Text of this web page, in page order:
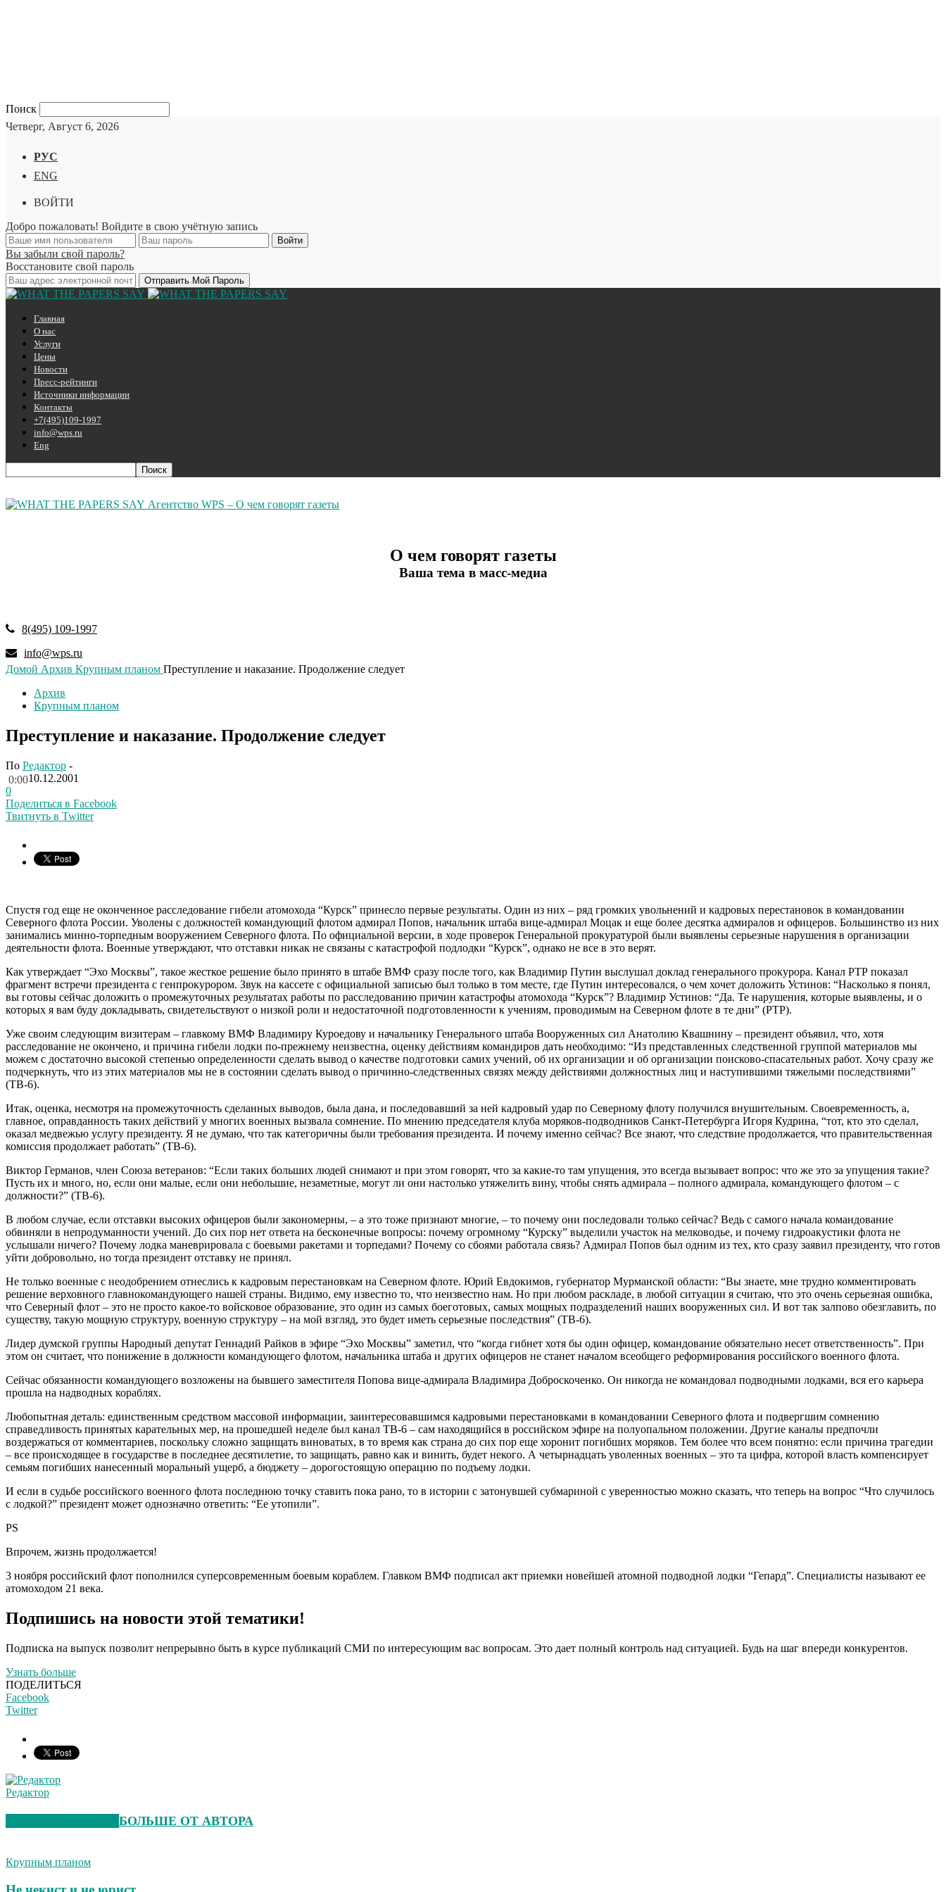
Поиск
Четверг, Август 6, 2026
РУС
ENG
ВОЙТИ
Добро пожаловать! Войдите в свою учётную запись
Вы забыли свой пароль?
Восстановите свой пароль
Главная
О нас
Услуги
Цены
Новости
Пресс-рейтинги
Источники информации
Контакты
+7(495)109-1997
info@wps.ru
Eng
Агентство WPS – О чем говорят газеты
О чем говорят газеты
Ваша тема в масс-медиа
8(495) 109-1997
info@wps.ru
Домой Архив Крупным планом Преступление и наказание. Продолжение следует
Архив
Крупным планом
Преступление и наказание. Продолжение следует
По Редактор -
10.12.2001
0:00
0
Поделиться в Facebook
Твитнуть в Twitter
Спустя год еще не оконченное расследование гибели атомохода “Курск” принесло первые результаты. Один из них – ряд громких увольнений и кадровых перестановок в командовании
Северного флота России. Уволены с должностей командующий флотом адмирал Попов, начальник штаба вице-адмирал Моцак и еще более десятка адмиралов и офицеров. Большинство из них
занимались минно-торпедным вооружением Северного флота. По официальной версии, в ходе проверок Генеральной прокуратурой были выявлены серьезные нарушения в организации
деятельности флота. Военные утверждают, что отставки никак не связаны с катастрофой подлодки “Курск”, однако не все в это верят.
Как утверждает “Эхо Москвы”, такое жесткое решение было принято в штабе ВМФ сразу после того, как Владимир Путин выслушал доклад генерального прокурора. Канал РТР показал
фрагмент встречи президента с генпрокурором. Звук на кассете с официальной записью был только в том месте, где Путин интересовался, о чем хочет доложить Устинов: “Насколько я понял,
вы готовы сейчас доложить о промежуточных результатах работы по расследованию причин катастрофы атомохода “Курск”? Владимир Устинов: “Да. Те нарушения, которые выявлены, и о
которых я вам буду докладывать, свидетельствуют о низкой роли и недостаточной подготовленности к учениям, проводимым на Северном флоте в те дни” (РТР).
Уже своим следующим визитерам – главкому ВМФ Владимиру Куроедову и начальнику Генерального штаба Вооруженных сил Анатолию Квашнину – президент объявил, что, хотя
расследование не окончено, и причина гибели лодки по-прежнему неизвестна, оценку действиям командиров дать необходимо: “Из представленных следственной группой материалов мы
можем с достаточно высокой степенью определенности сделать вывод о качестве подготовки самих учений, об их организации и об организации поисково-спасательных работ. Хочу сразу же
подчеркнуть, что из этих материалов мы не в состоянии сделать вывод о причинно-следственных связях между действиями должностных лиц и наступившими тяжелыми последствиями”
(ТВ-6).
Итак, оценка, несмотря на промежуточность сделанных выводов, была дана, и последовавший за ней кадровый удар по Северному флоту получился внушительным. Своевременность, а,
главное, оправданность таких действий у многих военных вызвала сомнение. По мнению председателя клуба моряков-подводников Санкт-Петербурга Игоря Кудрина, “тот, кто это сделал,
оказал медвежью услугу президенту. Я не думаю, что так категоричны были требования президента. И почему именно сейчас? Все знают, что следствие продолжается, что правительственная
комиссия продолжает работать” (ТВ-6).
Виктор Германов, член Союза ветеранов: “Если таких больших людей снимают и при этом говорят, что за какие-то там упущения, это всегда вызывает вопрос: что же это за упущения такие?
Пусть их и много, но, если они малые, если они небольшие, незаметные, могут ли они настолько утяжелить вину, чтобы снять адмирала – полного адмирала, командующего флотом – с
должности?” (ТВ-6).
В любом случае, если отставки высоких офицеров были закономерны, – а это тоже признают многие, – то почему они последовали только сейчас? Ведь с самого начала командование
обвиняли в непродуманности учений. До сих пор нет ответа на бесконечные вопросы: почему огромному “Курску” выделили участок на мелководье, и почему гидроакустики флота не
услышали ничего? Почему лодка маневрировала с боевыми ракетами и торпедами? Почему со сбоями работала связь? Адмирал Попов был одним из тех, кто сразу заявил президенту, что готов
уйти добровольно, но тогда президент отставку не принял.
Не только военные с неодобрением отнеслись к кадровым перестановкам на Северном флоте. Юрий Евдокимов, губернатор Мурманской области: “Вы знаете, мне трудно комментировать
решение верховного главнокомандующего нашей страны. Видимо, ему известно то, что неизвестно нам. Но при любом раскладе, в любой ситуации я считаю, что это очень серьезная ошибка,
что Северный флот – это не просто какое-то войсковое образование, это один из самых боеготовых, самых мощных подразделений наших вооруженных сил. И вот так залпово обезглавить, по
существу, такую мощную структуру, военную структуру – на мой взгляд, это будет иметь серьезные последствия” (ТВ-6).
Лидер думской группы Народный депутат Геннадий Райков в эфире “Эхо Москвы” заметил, что “когда гибнет хотя бы один офицер, командование обязательно несет ответственность”. При
этом он считает, что понижение в должности командующего флотом, начальника штаба и других офицеров не станет началом всеобщего реформирования российского военного флота.
Сейчас обязанности командующего возложены на бывшего заместителя Попова вице-адмирала Владимира Доброскоченко. Он никогда не командовал подводными лодками, вся его карьера
прошла на надводных кораблях.
Любопытная деталь: единственным средством массовой информации, заинтересовавшимся кадровыми перестановками в командовании Северного флота и подвергшим сомнению
справедливость принятых карательных мер, на прошедшей неделе был канал ТВ-6 – сам находящийся в российском эфире на полуопальном положении. Другие каналы предпочли
воздержаться от комментариев, поскольку сложно защищать виноватых, в то время как страна до сих пор еще хоронит погибших моряков. Тем более что всем понятно: если причина трагедии
– все происходящее в государстве в последнее десятилетие, то защищать, равно как и винить, будет некого. А четырнадцать уволенных военных – это та цифра, которой власть компенсирует
семьям погибших нанесенный моральный ущерб, а бюджету – дорогостоящую операцию по подъему лодки.
И если в судьбе российского военного флота последнюю точку ставить пока рано, то в истории с затонувшей субмариной с уверенностью можно сказать, что теперь на вопрос “Что случилось
с лодкой?” президент может однозначно ответить: “Ее утопили”.
PS
Впрочем, жизнь продолжается!
3 ноября российский флот пополнился суперсовременным боевым кораблем. Главком ВМФ подписал акт приемки новейшей атомной подводной лодки “Гепард”. Специалисты называют ее
атомоходом 21 века.
Подпишись на новости этой тематики!
Подписка на выпуск позволит непрерывно быть в курсе публикаций СМИ по интересующим вас вопросам. Это дает полный контроль над ситуацией. Будь на шаг впереди конкурентов.
Узнать больше
ПОДЕЛИТЬСЯ
Facebook
Twitter
Редактор
БОЛЬШЕ ОТ АВТОРА
Крупным планом